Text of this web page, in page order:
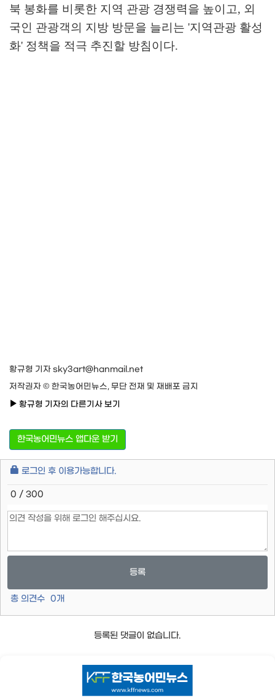
북 봉화를 비롯한 지역 관광 경쟁력을 높이고, 외
국인 관광객의 지방 방문을 늘리는 '지역관광 활성
화' 정책을 적극 추진할 방침이다.
황규형 기자 sky3art@hanmail.net
저작권자 © 한국농어민뉴스, 무단 전재 및 재배포 금지
황규형 기자의 다른기사 보기
한국농어민뉴스 앱다운 받기
로그인 후 이용가능합니다.
0 / 300
등록
총 의견수 0개
등록된 댓글이 없습니다.